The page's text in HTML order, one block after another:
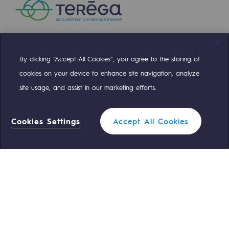
Filtrer
Compte TwitterCompte Facebook
Compte LinkedinCompte Youtube
Standard Teréga 0 559 133 400
By clicking “Accept All Cookies”, you agree to the storing of
cookies on your device to enhance site navigation, analyze
site usage, and assist in our marketing efforts.
Cookies Settings Accept All Cookies